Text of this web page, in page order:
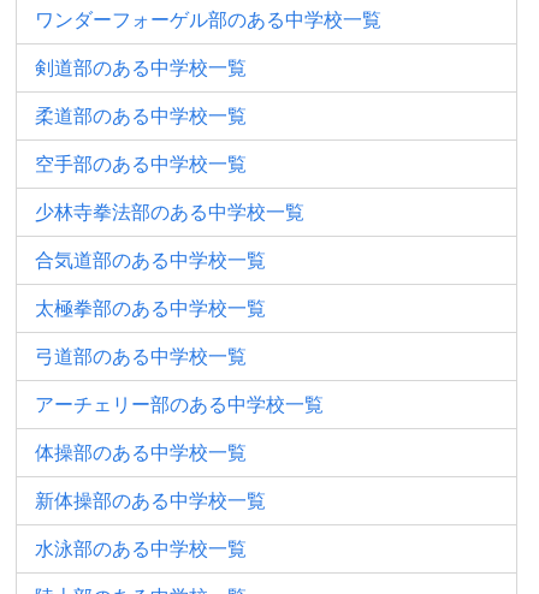
ワンダーフォーゲル部のある中学校一覧
剣道部のある中学校一覧
柔道部のある中学校一覧
空手部のある中学校一覧
少林寺拳法部のある中学校一覧
合気道部のある中学校一覧
太極拳部のある中学校一覧
弓道部のある中学校一覧
アーチェリー部のある中学校一覧
体操部のある中学校一覧
新体操部のある中学校一覧
水泳部のある中学校一覧